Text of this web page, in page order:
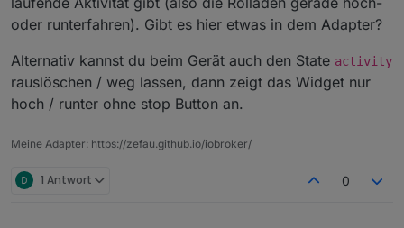
oder runterfahren). Gibt es hier etwas in dem Adapter?
Alternativ kannst du beim Gerät auch den State activity
rauslöschen / weg lassen, dann zeigt das Widget nur
hoch / runter ohne stop Button an.
Meine Adapter: https://zefau.github.io/iobroker/
1 Antwort 0